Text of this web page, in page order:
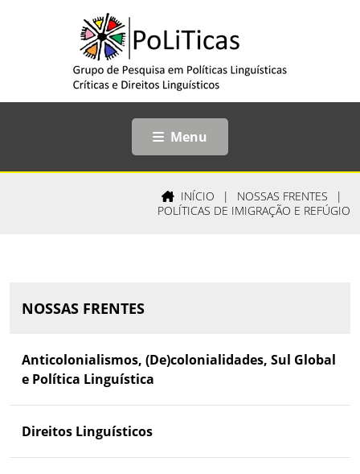
Menu
INÍCIO | NOSSAS FRENTES
|
POLÍTICAS DE IMIGRAÇÃO E REFÚGIO
NOSSAS FRENTES
Anticolonialismos, (De)colonialidades, Sul Global
e Política Linguística
Direitos Linguísticos